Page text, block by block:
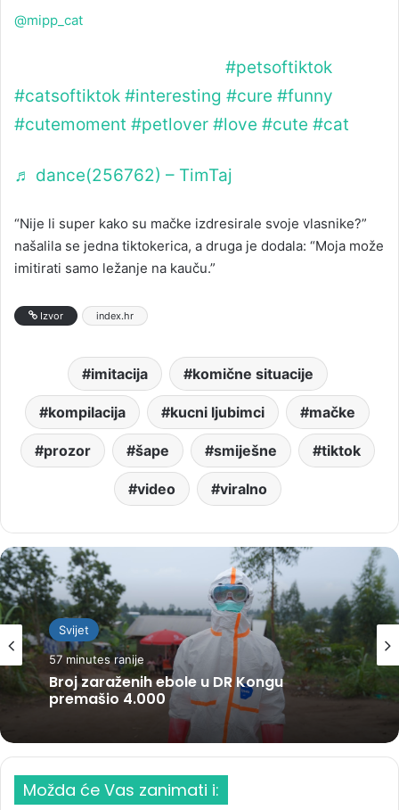
@mipp_cat
#petsoftiktok
#catsoftiktok #interesting #cure #funny
#cutemoment #petlover #love #cute #cat
♬ dance(256762) – TimTaj
“Nije li super kako su mačke izdresirale svoje vlasnike?”
našalila se jedna tiktokerica, a druga je dodala: “Moja može
imitirati samo ležanje na kauču.”
Izvor index.hr
imitacija komične situacije
kompilacija kucni ljubimci mačke
prozor šape smiješne tiktok
video viralno
Svijet
57 minutes ranije
Broj zaraženih ebole u DR Kongu
premašio 4.000
Možda će Vas zanimati i: